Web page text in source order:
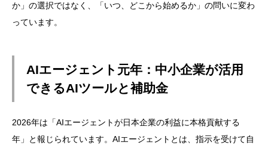
か」の選択ではなく、「いつ、どこから始めるか」の問いに変わ
っています。
AIエージェント元年：中小企業が活用
できるAIツールと補助金
2026年は「AIエージェントが日本企業の利益に本格貢献する
年」と報じられています。AIエージェントとは、指示を受けて自